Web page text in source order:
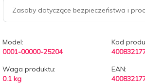
Zasoby dotyczące bezpieczeństwa i
Model:
0001-00000-25204
Kod
Waga produktu:
0.1 kg
EAN: